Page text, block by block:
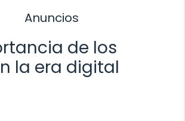
Anuncios
de los
la era digital